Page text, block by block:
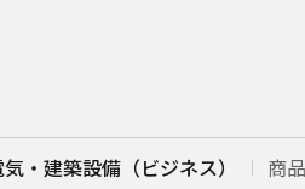
・建築設備（ビジネス） 商